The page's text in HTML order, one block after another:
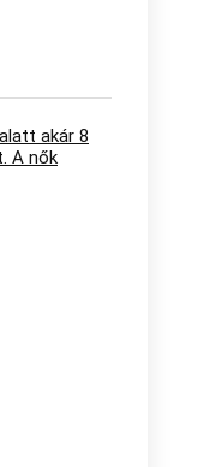
akár 8
A nők